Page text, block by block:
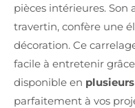
pièces intérieures. Son
travertin, confère une
décoration. Ce
facile à entretenir
disponible en
parfaitement à vos